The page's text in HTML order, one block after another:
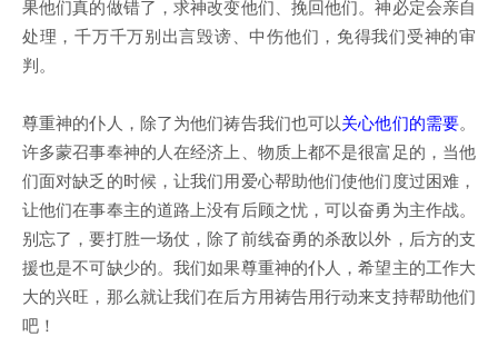
果他们真的做错了，求神改变他们、挽回他们。神必定会亲自
处理，千万千万别出言毁谤、中伤他们，免得我们受神的审
判。
尊重神的仆人，除了为他们祷告我们也可以关心他们的需要。
许多蒙召事奉神的人在经济上、物质上都不是很富足的，当他
们面对缺乏的时候，让我们用爱心帮助他们使他们度过困难，
让他们在事奉主的道路上没有后顾之忧，可以奋勇为主作战。
别忘了，要打胜一场仗，除了前线奋勇的杀敌以外，后方的支
援也是不可缺少的。我们如果尊重神的仆人，希望主的工作大
大的兴旺，那么就让我们在后方用祷告用行动来支持帮助他们
吧！